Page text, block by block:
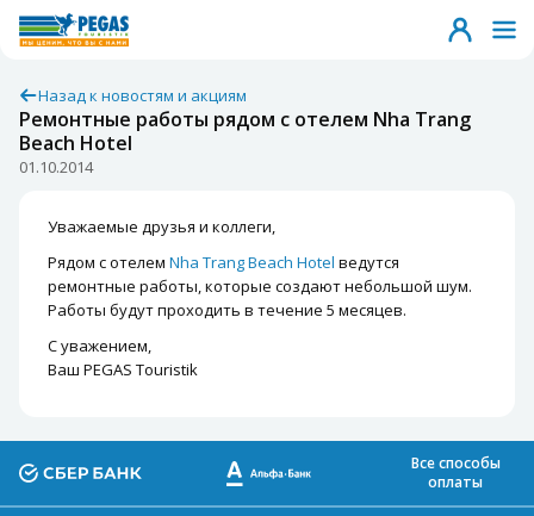
Назад к новостям и акциям
Ремонтные работы рядом с отелем Nha Trang
Beach Hotel
01.10.2014
Уважаемые друзья и коллеги,
Рядом с отелем Nha Trang Beach Hotel ведутся
ремонтные работы, которые создают небольшой шум.
Работы будут проходить в течение 5 месяцев.
С уважением,
Ваш PEGAS Touristik
Все способы
оплаты